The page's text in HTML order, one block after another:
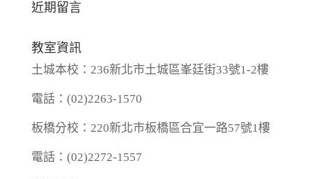
近期留言
教室資訊
土城本校：236新北市土城區峯廷街33號1-2樓
電話：(02)2263-1570
板橋分校：220新北市板橋區合宜一路57號1樓
電話：(02)2272-1557